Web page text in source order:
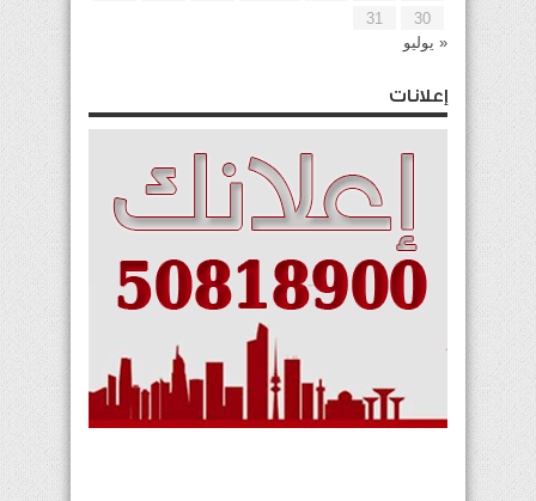
30
31
« يوليو
إعلانات